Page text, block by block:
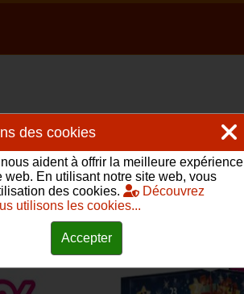
des cookies
aident à offrir la meilleure expérience
web. En utilisant notre site web, vous
des cookies.
Découvrez
utilisons les cookies...
Accepter